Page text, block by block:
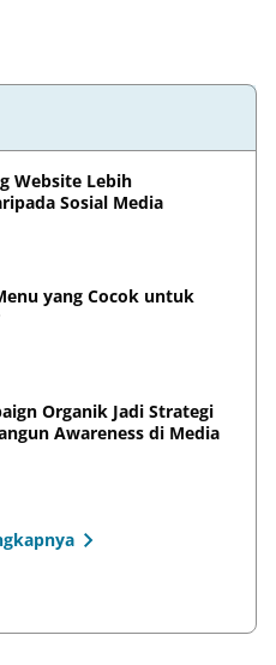
Website Lebih
Sosial Media
yang Cocok untuk
Organik Jadi Strategi
Awareness di Media